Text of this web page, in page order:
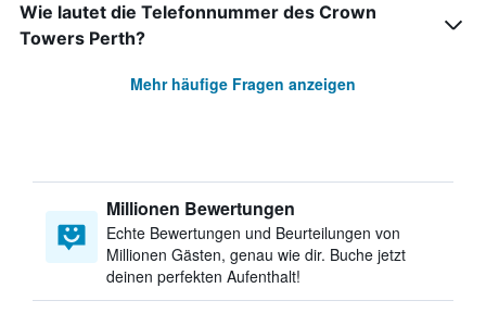
Wie lautet die Telefonnummer des Crown
Towers Perth?
Mehr häufige Fragen anzeigen
Millionen Bewertungen
Echte Bewertungen und Beurteilungen von
Millionen Gästen, genau wie dir. Buche jetzt
deinen perfekten Aufenthalt!